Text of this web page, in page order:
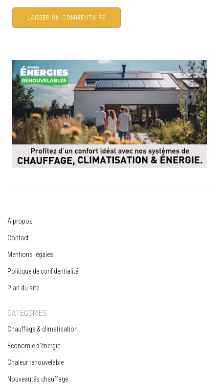
À propos
Contact
Mentions légales
Politique de confidentialité
Plan du site
CATÉGORIES
Chauffage & climatisation
Économie d’énergie
Chaleur renouvelable
Nouveautés chauffage